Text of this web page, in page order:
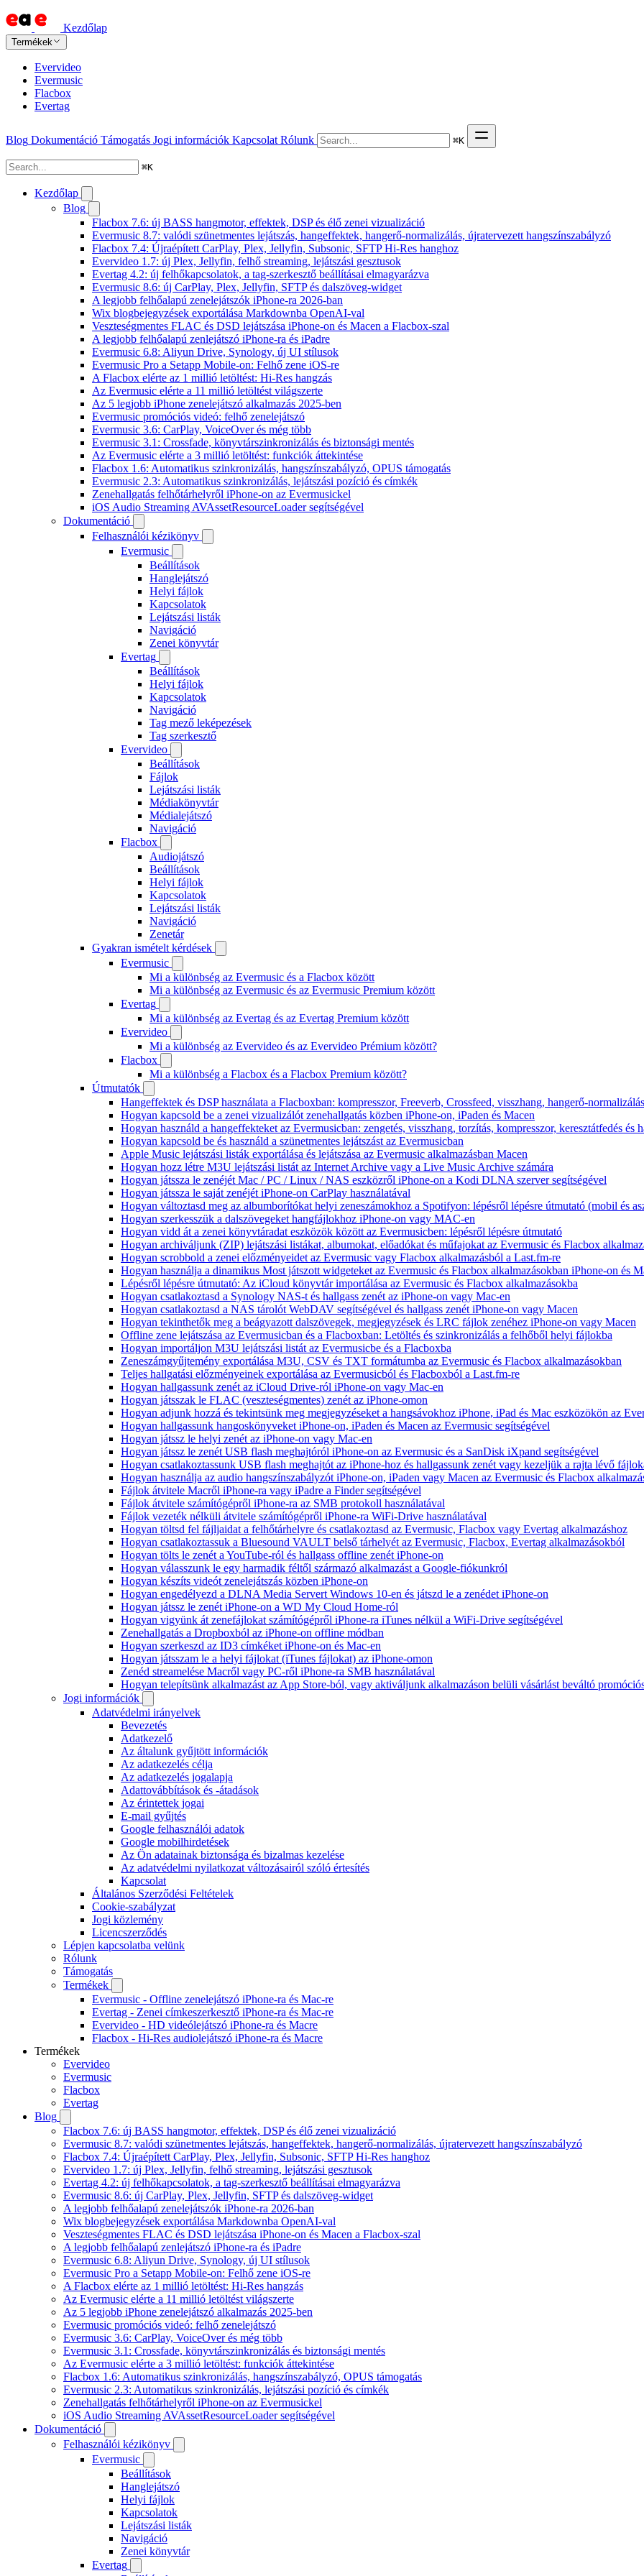
Kezdőlap
Termékek
Evervideo
Evermusic
Flacbox
Evertag
Blog Dokumentáció Támogatás Jogi információk Kapcsolat Rólunk ⌘K
⌘K
Kezdőlap
Blog
Flacbox 7.6: új BASS hangmotor, effektek, DSP és élő zenei vizualizáció
Evermusic 8.7: valódi szünetmentes lejátszás, hangeffektek, hangerő-normalizálás, újratervezett hangszínszabályzó
Flacbox 7.4: Újraépített CarPlay, Plex, Jellyfin, Subsonic, SFTP Hi-Res hanghoz
Evervideo 1.7: új Plex, Jellyfin, felhő streaming, lejátszási gesztusok
Evertag 4.2: új felhőkapcsolatok, a tag-szerkesztő beállításai elmagyarázva
Evermusic 8.6: új CarPlay, Plex, Jellyfin, SFTP és dalszöveg-widget
A legjobb felhőalapú zenelejátszók iPhone-ra 2026-ban
Wix blogbejegyzések exportálása Markdownba OpenAI-val
Veszteségmentes FLAC és DSD lejátszása iPhone-on és Macen a Flacbox-szal
A legjobb felhőalapú zenlejátszó iPhone-ra és iPadre
Evermusic 6.8: Aliyun Drive, Synology, új UI stílusok
Evermusic Pro a Setapp Mobile-on: Felhő zene iOS-re
A Flacbox elérte az 1 millió letöltést: Hi-Res hangzás
Az Evermusic elérte a 11 millió letöltést világszerte
Az 5 legjobb iPhone zenelejátszó alkalmazás 2025-ben
Evermusic promóciós videó: felhő zenelejátszó
Evermusic 3.6: CarPlay, VoiceOver és még több
Evermusic 3.1: Crossfade, könyvtárszinkronizálás és biztonsági mentés
Az Evermusic elérte a 3 millió letöltést: funkciók áttekintése
Flacbox 1.6: Automatikus szinkronizálás, hangszínszabályzó, OPUS támogatás
Evermusic 2.3: Automatikus szinkronizálás, lejátszási pozíció és címkék
Zenehallgatás felhőtárhelyről iPhone-on az Evermusickel
iOS Audio Streaming AVAssetResourceLoader segítségével
Dokumentáció
Felhasználói kézikönyv
Evermusic
Beállítások
Hanglejátszó
Helyi fájlok
Kapcsolatok
Lejátszási listák
Navigáció
Zenei könyvtár
Evertag
Beállítások
Helyi fájlok
Kapcsolatok
Navigáció
Tag mező leképezések
Tag szerkesztő
Evervideo
Beállítások
Fájlok
Lejátszási listák
Médiakönyvtár
Médialejátszó
Navigáció
Flacbox
Audiojátszó
Beállítások
Helyi fájlok
Kapcsolatok
Lejátszási listák
Navigáció
Zenetár
Gyakran ismételt kérdések
Evermusic
Mi a különbség az Evermusic és a Flacbox között
Mi a különbség az Evermusic és az Evermusic Premium között
Evertag
Mi a különbség az Evertag és az Evertag Premium között
Evervideo
Mi a különbség az Evervideo és az Evervideo Prémium között?
Flacbox
Mi a különbség a Flacbox és a Flacbox Premium között?
Útmutatók
Hangeffektek és DSP használata a Flacboxban: kompresszor, Freeverb, Crossfeed, visszhang, hangerő-
Hogyan kapcsold be a zenei vizualizálót zenehallgatás közben iPhone-on, iPaden és Macen
Hogyan használd a hangeffekteket az Evermusicban: zengetés, visszhang, torzítás, kompresszor, keresztátfedés és
Hogyan kapcsold be és használd a szünetmentes lejátszást az Evermusicban
Apple Music lejátszási listák exportálása és lejátszása az Evermusic alkalmazásban Macen
Hogyan hozz létre M3U lejátszási listát az Internet Archive vagy a Live Music Archive számára
Hogyan játssza le zenéjét Mac / PC / Linux / NAS eszközről iPhone-on a Kodi DLNA szerver segítségével
Hogyan játssza le saját zenéjét iPhone-on CarPlay használatával
Hogyan változtasd meg az albumborítókat helyi zeneszámokhoz a Spotifyon: lépésről lépésre útmutató (mobil és
Hogyan szerkesszük a dalszövegeket hangfájlokhoz iPhone-on vagy MAC-en
Hogyan vidd át a zenei könyvtáradat eszközök között az Evermusicben: lépésről lépésre útmutató
Hogyan archiváljunk (ZIP) lejátszási listákat, albumokat, előadókat és műfajokat az Evermusic és Flacbox
Hogyan scrobbold a zenei előzményeidet az Evermusic vagy Flacbox alkalmazásból a Last.fm-re
Hogyan használja a dinamikus Most játszott widgeteket az Evermusic és Flacbox alkalmazásokban iPhone-on és
Lépésről lépésre útmutató: Az iCloud könyvtár importálása az Evermusic és Flacbox alkalmazásokba
Hogyan csatlakoztasd a Synology NAS-t és hallgass zenét az iPhone-on vagy Mac-en
Hogyan csatlakoztasd a NAS tárolót WebDAV segítségével és hallgass zenét iPhone-on vagy Macen
Hogyan tekinthetők meg a beágyazott dalszövegek, megjegyzések és LRC fájlok zenéhez iPhone-on vagy Macen
Offline zene lejátszása az Evermusicban és a Flacboxban: Letöltés és szinkronizálás a felhőből helyi fájlokba
Hogyan importáljon M3U lejátszási listát az Evermusicbe és a Flacboxba
Zeneszámgyűjtemény exportálása M3U, CSV és TXT formátumba az Evermusic és Flacbox alkalmazásokban
Teljes hallgatási előzményeinek exportálása az Evermusicból és Flacboxból a Last.fm-re
Hogyan hallgassunk zenét az iCloud Drive-ról iPhone-on vagy Mac-en
Hogyan játsszak le FLAC (veszteségmentes) zenét az iPhone-omon
Hogyan adjunk hozzá és tekintsünk meg megjegyzéseket a hangsávokhoz iPhone, iPad és Mac eszközökön az
Hogyan hallgassunk hangoskönyveket iPhone-on, iPaden és Macen az Evermusic segítségével
Hogyan játssz le helyi zenét az iPhone-on vagy Mac-en
Hogyan játssz le zenét USB flash meghajtóról iPhone-on az Evermusic és a SanDisk iXpand segítségével
Hogyan csatlakoztassunk USB flash meghajtót az iPhone-hoz és hallgassunk zenét vagy kezeljük a rajta lévő
Hogyan használja az audio hangszínszabályzót iPhone-on, iPaden vagy Macen az Evermusic és Flacbox
Fájlok átvitele Macről iPhone-ra vagy iPadre a Finder segítségével
Fájlok átvitele számítógépről iPhone-ra az SMB protokoll használatával
Fájlok vezeték nélküli átvitele számítógépről iPhone-ra WiFi-Drive használatával
Hogyan töltsd fel fájljaidat a felhőtárhelyre és csatlakoztasd az Evermusic, Flacbox vagy Evertag alkalmazáshoz
Hogyan csatlakoztassuk a Bluesound VAULT belső tárhelyét az Evermusic, Flacbox, Evertag alkalmazásokból
Hogyan tölts le zenét a YouTube-ról és hallgass offline zenét iPhone-on
Hogyan válasszunk le egy harmadik féltől származó alkalmazást a Google-fiókunkról
Hogyan készíts videót zenelejátszás közben iPhone-on
Hogyan engedélyezd a DLNA Media Servert Windows 10-en és játszd le a zenédet iPhone-on
Hogyan játssz le zenét iPhone-on a WD My Cloud Home-ról
Hogyan vigyünk át zenefájlokat számítógépről iPhone-ra iTunes nélkül a WiFi-Drive segítségével
Zenehallgatás a Dropboxból az iPhone-on offline módban
Hogyan szerkeszd az ID3 címkéket iPhone-on és Mac-en
Hogyan játsszam le a helyi fájlokat (iTunes fájlokat) az iPhone-omon
Zenéd streamelése Macről vagy PC-ről iPhone-ra SMB használatával
Hogyan telepítsünk alkalmazást az App Store-ból, vagy aktiváljunk alkalmazáson belüli vásárlást beváltó
Jogi információk
Adatvédelmi irányelvek
Bevezetés
Adatkezelő
Az általunk gyűjtött információk
Az adatkezelés célja
Az adatkezelés jogalapja
Adattovábbítások és -átadások
Az érintettek jogai
E-mail gyűjtés
Google felhasználói adatok
Google mobilhirdetések
Az Ön adatainak biztonsága és bizalmas kezelése
Az adatvédelmi nyilatkozat változásairól szóló értesítés
Kapcsolat
Általános Szerződési Feltételek
Cookie-szabályzat
Jogi közlemény
Licencszerződés
Lépjen kapcsolatba velünk
Rólunk
Támogatás
Termékek
Evermusic - Offline zenelejátszó iPhone-ra és Mac-re
Evertag - Zenei címkeszerkesztő iPhone-ra és Mac-re
Evervideo - HD videólejátszó iPhone-ra és Macre
Flacbox - Hi-Res audiolejátszó iPhone-ra és Macre
Termékek
Evervideo
Evermusic
Flacbox
Evertag
Blog
Flacbox 7.6: új BASS hangmotor, effektek, DSP és élő zenei vizualizáció
Evermusic 8.7: valódi szünetmentes lejátszás, hangeffektek, hangerő-normalizálás, újratervezett hangszínszabályzó
Flacbox 7.4: Újraépített CarPlay, Plex, Jellyfin, Subsonic, SFTP Hi-Res hanghoz
Evervideo 1.7: új Plex, Jellyfin, felhő streaming, lejátszási gesztusok
Evertag 4.2: új felhőkapcsolatok, a tag-szerkesztő beállításai elmagyarázva
Evermusic 8.6: új CarPlay, Plex, Jellyfin, SFTP és dalszöveg-widget
A legjobb felhőalapú zenelejátszók iPhone-ra 2026-ban
Wix blogbejegyzések exportálása Markdownba OpenAI-val
Veszteségmentes FLAC és DSD lejátszása iPhone-on és Macen a Flacbox-szal
A legjobb felhőalapú zenlejátszó iPhone-ra és iPadre
Evermusic 6.8: Aliyun Drive, Synology, új UI stílusok
Evermusic Pro a Setapp Mobile-on: Felhő zene iOS-re
A Flacbox elérte az 1 millió letöltést: Hi-Res hangzás
Az Evermusic elérte a 11 millió letöltést világszerte
Az 5 legjobb iPhone zenelejátszó alkalmazás 2025-ben
Evermusic promóciós videó: felhő zenelejátszó
Evermusic 3.6: CarPlay, VoiceOver és még több
Evermusic 3.1: Crossfade, könyvtárszinkronizálás és biztonsági mentés
Az Evermusic elérte a 3 millió letöltést: funkciók áttekintése
Flacbox 1.6: Automatikus szinkronizálás, hangszínszabályzó, OPUS támogatás
Evermusic 2.3: Automatikus szinkronizálás, lejátszási pozíció és címkék
Zenehallgatás felhőtárhelyről iPhone-on az Evermusickel
iOS Audio Streaming AVAssetResourceLoader segítségével
Dokumentáció
Felhasználói kézikönyv
Evermusic
Beállítások
Hanglejátszó
Helyi fájlok
Kapcsolatok
Lejátszási listák
Navigáció
Zenei könyvtár
Evertag